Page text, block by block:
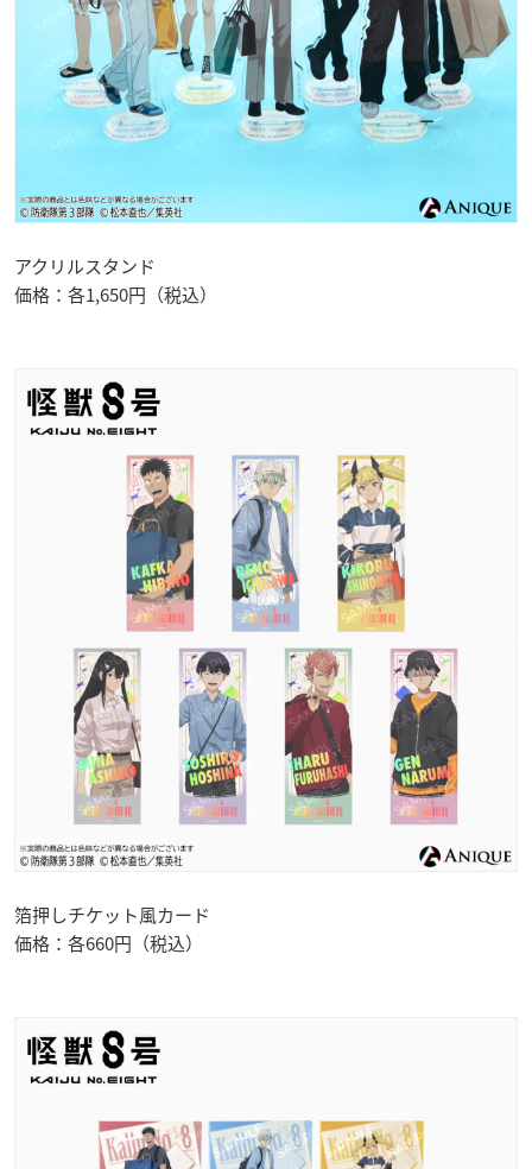
アクリルスタンド
価格：各1,650円（税込）
箔押しチケット風カード
価格：各660円（税込）